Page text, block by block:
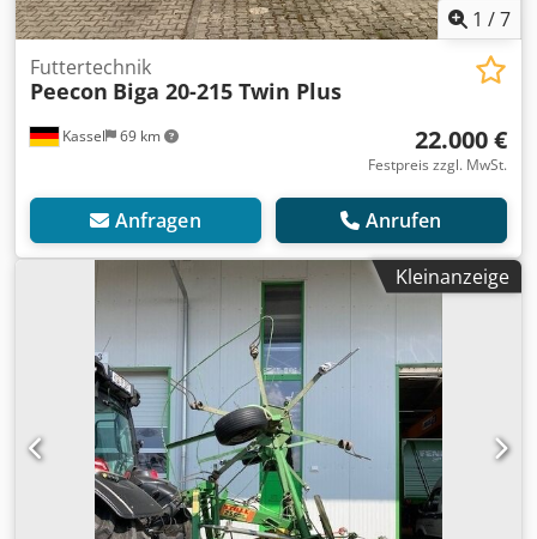
1 /7
Kassel 69 km
Futtertechnik
Peecon Biga 20-215 Twin Plus
22.000 €
Festpreis zzgl. MwSt.
Anfragen Anrufen
Kleinanzeige